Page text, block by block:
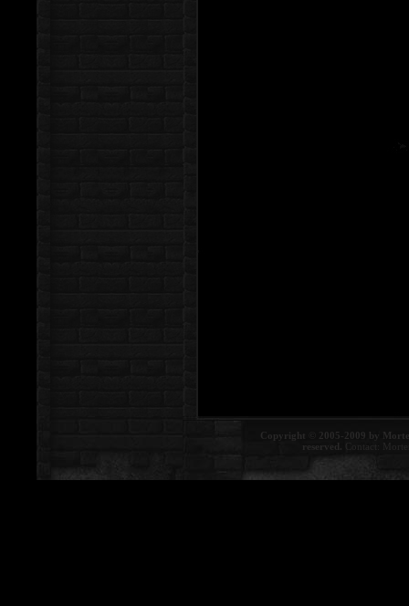
Copyright © 2005-2009 by
reserved. Contact: